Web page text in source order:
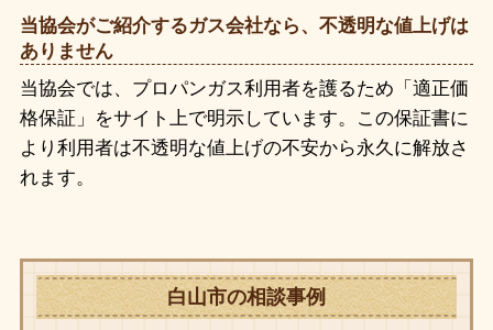
当協会がご紹介するガス会社なら、不透明な値上げは
ありません
当協会では、プロパンガス利用者を護るため「適正価
格保証」をサイト上で明示しています。この保証書に
より利用者は不透明な値上げの不安から永久に解放さ
れます。
白山市の相談事例